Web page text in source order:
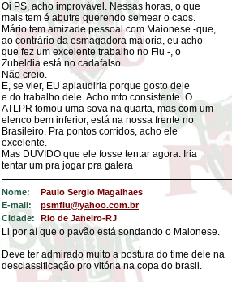
Oi PS, acho improvável. Nessas horas, o que
mais tem é abutre querendo semear o caos.
Mário tem amizade pessoal com Maionese -que,
ao contrário da esmagadora maioria, eu acho
que fez um excelente trabalho no Flu -, o
Zubeldia está no cadafalso....
Não creio.
E, se vier, EU aplaudiria porque gosto dele
e do trabalho dele. Acho mto consistente. O
ATLPR tomou uma sova na quarta, mas com um
elenco bem inferior, está na nossa frente no
Brasileiro. Pra pontos corridos, acho ele
excelente.
Mas DUVIDO que ele fosse tentar agora. Iria
tentar um pra jogar pra galera
Nome:
Paulo Sergio Magalhaes
E-mail:
psmflu@yahoo.com.br
Cidade:
Rio de Janeiro-RJ
Li por aí que o pavão está sondando o Maionese.
Deve ter admirado muito a postura do time dele na
desclassificação pro vitória na copa do brasil.